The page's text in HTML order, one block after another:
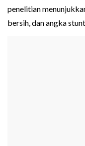
penelitian
bersih, dan angka